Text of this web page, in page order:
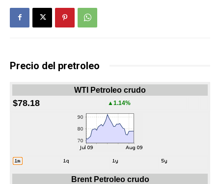
Precio del pretroleo
WTI Petroleo crudo
$78.18 ▲1.14%
Brent Petroleo crudo